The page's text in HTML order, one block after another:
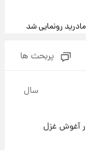
رونمایی شد
پربحث ها
سال
آغوش غزل